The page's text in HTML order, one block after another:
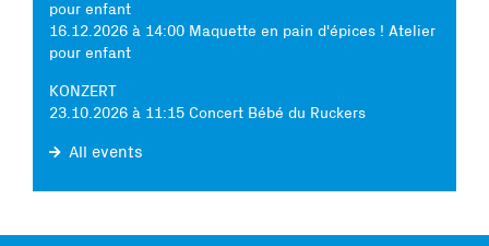
pour enfant
16.12.2026 à 14:00 Maquette en pain d'épices ! Atelier
pour enfant
KONZERT
23.10.2026 à 11:15 Concert Bébé du Ruckers
All events